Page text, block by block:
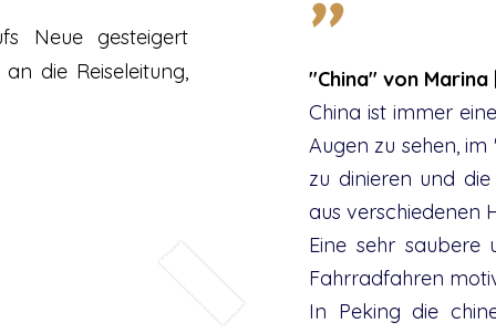
Neue gesteigert
die Reiseleitung,
"China" von
China ist immer
Augen zu sehen,
zu dinieren und
aus verschiedenen
Eine sehr
Fahrradfahren
In Peking die
"